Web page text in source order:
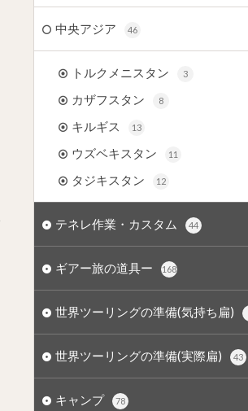
中央アジア 46
トルクメニスタン 3
カザフスタン 8
キルギス 13
ウズベキスタン 11
タジキスタン 12
テネレ作業・カスタム 44
ギアー旅の道具ー 168
世界ツーリングの準備(気持ち扁)
世界ツーリングの準備(実際扁) 43
キャンプ 78